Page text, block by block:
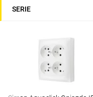
SERIE